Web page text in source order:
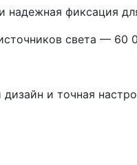
надежная фиксация
света — 60
и точная